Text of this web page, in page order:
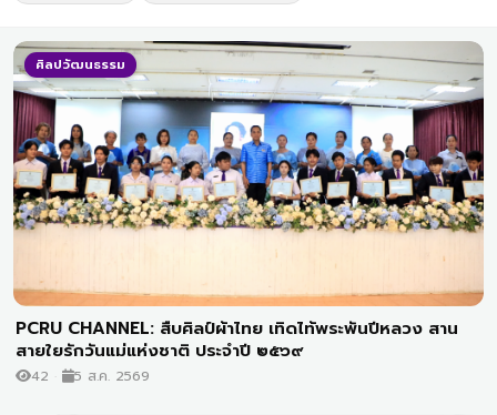
ศิลปวัฒนธรรม
PCRU CHANNEL: สืบศิลป์ผ้าไทย เทิดไท้พระพันปีหลวง สาน
สายใยรักวันแม่แห่งชาติ ประจำปี ๒๕๖๙
42 5 ส.ค. 2569